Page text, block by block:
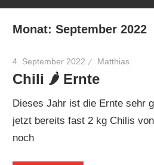
Monat:September 2022
4. September 2022 Matthias
Chili 🌶 Ernte
Dieses Jahr ist die Ernte sehr
jetzt bereits fast 2 kg Chilis
noch